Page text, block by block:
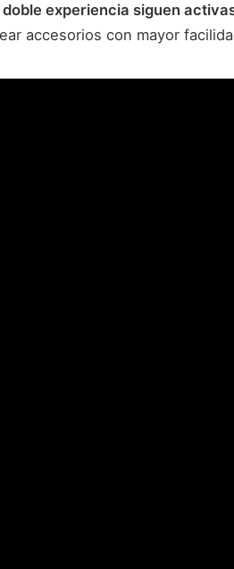
experiencia siguen
accesorios con mayor